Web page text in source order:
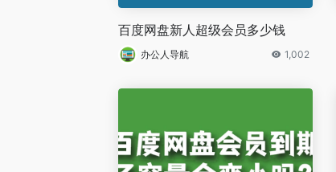
百度网盘新人超级会员多少钱
办公人导航 1,002